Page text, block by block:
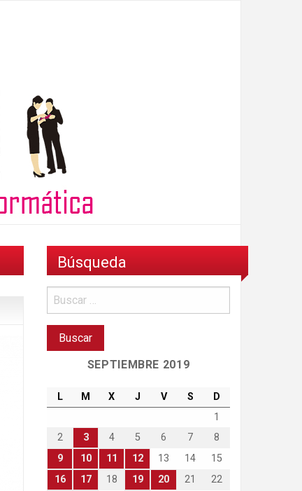
Búsqueda
SEPTIEMBRE 2019
L M X J V S
D
1
2
3 4 5 6 7
8
9
10 11 12 13 14
15
16
17 18 19 20 21
22